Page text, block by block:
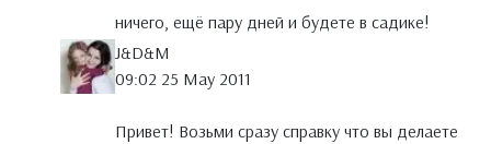
ничего, ещё пару дней и будете в садике!
J&D&M
09:02 25 May 2011
Привет! Возьми сразу справку что вы делаете